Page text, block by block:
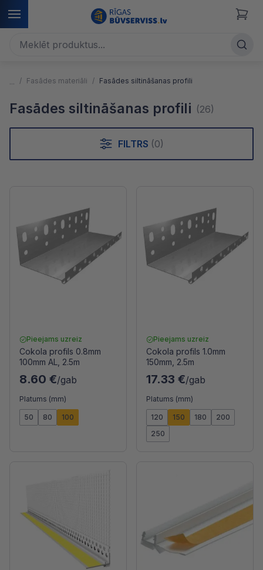
Fasādes materiāli Fasādes siltināšanas profili
Fasādes siltināšanas profili (26)
FILTRS (0)
Pieejams uzreiz
Cokola profils 0.8mm
100mm AL, 2.5m
8.60 €/gab
Platums (mm)
50 80 100
Pieejams uzreiz
Cokola profils 1.0mm
150mm, 2.5m
17.33 €/gab
Platums (mm)
120 150 180
200
250